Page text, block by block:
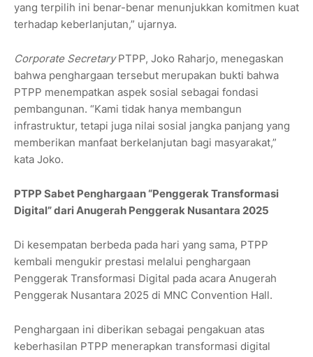
yang terpilih ini benar-benar menunjukkan komitmen kuat
terhadap keberlanjutan,” ujarnya.
Corporate SecretaryPTPP, Joko Raharjo, menegaskan
bahwa penghargaan tersebut merupakan bukti bahwa
PTPP menempatkan aspek sosial sebagai fondasi
pembangunan. “Kami tidak hanya membangun
infrastruktur, tetapi juga nilai sosial jangka panjang yang
memberikan manfaat berkelanjutan bagi masyarakat,”
kata Joko.
PTPP Sabet Penghargaan “Penggerak Transformasi
Digital” dari Anugerah Penggerak Nusantara 2025
Di kesempatan berbeda pada hari yang sama, PTPP
kembali mengukir prestasi melalui penghargaan
Penggerak Transformasi Digital pada acara Anugerah
Penggerak Nusantara 2025 di MNC Convention Hall.
Penghargaan ini diberikan sebagai pengakuan atas
keberhasilan PTPP menerapkan transformasi digital